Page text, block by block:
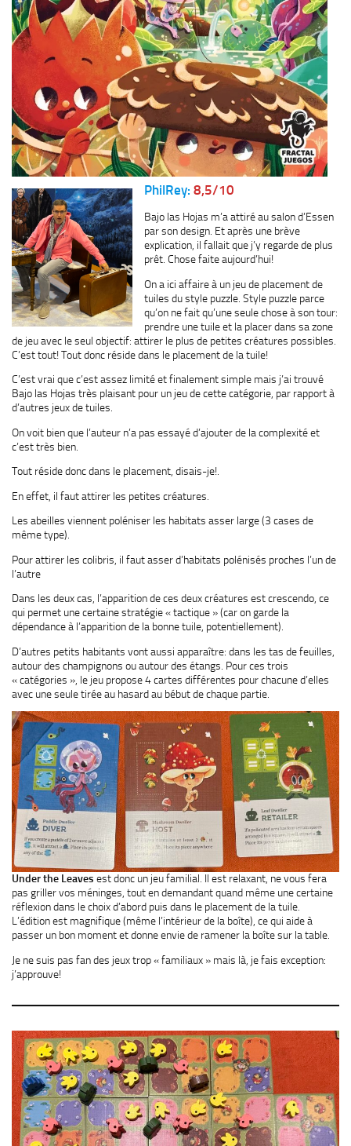
PhilRey: 8,5/10
Bajo las Hojas m’a attiré au salon d’Essen
par son design. Et après une brève
explication, il fallait que j’y regarde de plus
prêt. Chose faite aujourd’hui!
On a ici affaire à un jeu de placement de
tuiles du style puzzle. Style puzzle parce
qu’on ne fait qu’une seule chose à son tour:
prendre une tuile et la placer dans sa zone
de jeu avec le seul objectif: attirer le plus de petites créatures possibles.
C’est tout! Tout donc réside dans le placement de la tuile!
C’est vrai que c’est assez limité et finalement simple mais j’ai trouvé
Bajo las Hojas très plaisant pour un jeu de cette catégorie, par rapport à
d’autres jeux de tuiles.
On voit bien que l’auteur n’a pas essayé d’ajouter de la complexité et
c’est très bien.
Tout réside donc dans le placement, disais-je!.
En effet, il faut attirer les petites créatures.
Les abeilles viennent poléniser les habitats asser large (3 cases de
même type).
Pour attirer les colibris, il faut asser d’habitats polénisés proches l’un de
l’autre
Dans les deux cas, l’apparition de ces deux créatures est crescendo, ce
qui permet une certaine stratégie « tactique » (car on garde la
dépendance à l’apparition de la bonne tuile, potentiellement).
D’autres petits habitants vont aussi apparaître: dans les tas de feuilles,
autour des champignons ou autour des étangs. Pour ces trois
« catégories », le jeu propose 4 cartes différentes pour chacune d’elles
avec une seule tirée au hasard au bébut de chaque partie.
Under the Leaves est donc un jeu familial. Il est relaxant, ne vous fera
pas griller vos méninges, tout en demandant quand même une certaine
réflexion dans le choix d’abord puis dans le placement de la tuile.
L’édition est magnifique (même l’intérieur de la boîte), ce qui aide à
passer un bon moment et donne envie de ramener la boîte sur la table.
Je ne suis pas fan des jeux trop « familiaux » mais là, je fais exception:
j’approuve!